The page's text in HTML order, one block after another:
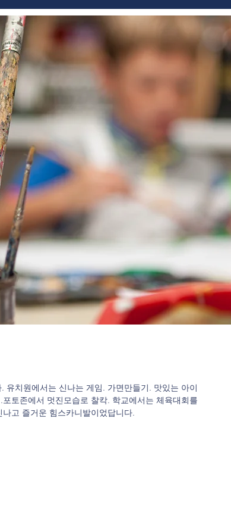
ABOUT ACADEMICS STORY SCHOOL
유치원에서는 신나는 게임. 가면만들기. 맛있는 아이
토존에서 멋진모습로 찰칵. 학교에서는 체육대회를
고 즐거운 힘스카니발이었답니다.